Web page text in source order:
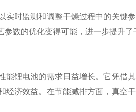
时监测和调整干燥过程中的关键
数的优化变得可能，进一步提升了
锂电池的需求日益增长。它凭借
经济效益。在节能减排方面，真空